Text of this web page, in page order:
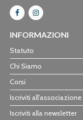
INFORMAZIONI
Statuto
Chi Siamo
Corsi
Iscriviti all’associazione
Iscriviti alla newsletter